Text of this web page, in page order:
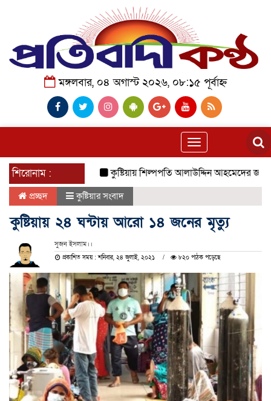
মঙ্গলবার, ০৪ অগাস্ট ২০২৬, ০৮:১৫ পূর্বাহ্ন
Toggle
navigation
শিরোনাম : কুষ্টিয়ায় শিল্পপতি আলাউদ্দিন আহমেদের
প্রচ্ছদ কুষ্টিয়ার সংবাদ
কুষ্টিয়ায় ২৪ ঘন্টায় আরো ১৪ জনের মৃত্যু
সুজন ইসলাম।।
প্রকাশিত সময় : শনিবার, ২৪ জুলাই, ২০২১ ৮২০ পাঠক পড়েছে